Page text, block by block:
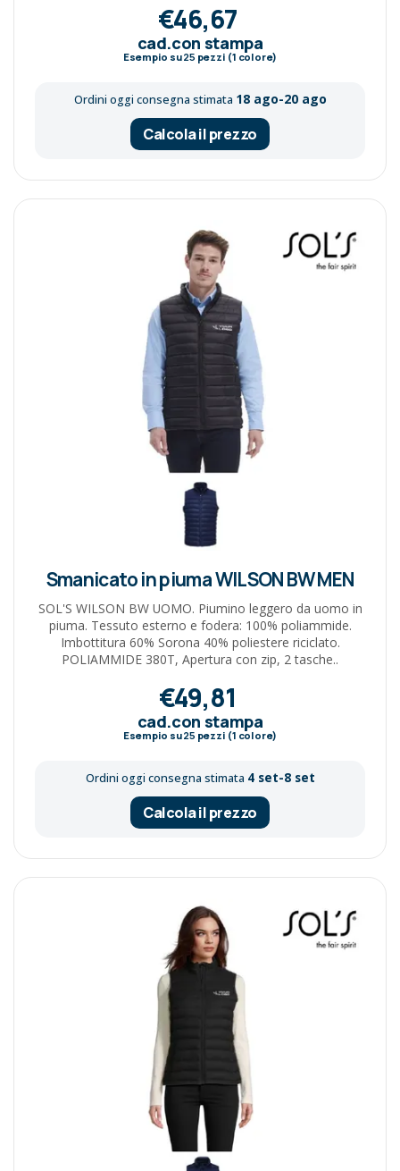
€46,67
cad.con stampa
Esempio su25 pezzi (1 colore)
Ordini oggi consegna stimata 18 ago-20 ago
Calcola il prezzo
Smanicato in piuma WILSON BW MEN
SOL'S WILSON BW UOMO. Piumino leggero da uomo in
piuma. Tessuto esterno e fodera: 100% poliammide.
Imbottitura 60% Sorona 40% poliestere riciclato.
POLIAMMIDE 380T, Apertura con zip, 2 tasche..
€49,81
cad.con stampa
Esempio su25 pezzi (1 colore)
Ordini oggi consegna stimata 4 set-8 set
Calcola il prezzo